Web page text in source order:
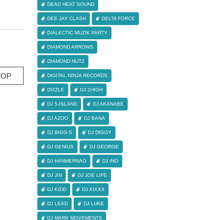
DEAD HEAT SOUND
DEE JAY CLASH DELTA FORCE
DIALECTIC MUZIK PARTY
DIAMOND ARROWS
DIAMOND NUTZ
DIGITAL NINJA RECORDS
DIZZLE DJ 2HIGH
DJ 5-ISLAND DJ AKANABE
DJ AZOO DJ BANA
DJ BIGG-S DJ DIGGY
DJ GENIUS DJ GEORGE
DJ HANMERNAO DJ INO
DJ JIN DJ JOE LIFE
DJ KIDD DJ KIXXX
DJ LEAD DJ LUKE
DJ MARK MOVEMENTS